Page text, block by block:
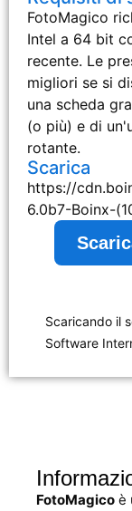
FotoMagico
Intel a 64 bit
recente. Le
migliori se si
una scheda
(o più) e di
rotante.
Scarica
https://
6.0b7-Boinx-
Scaricando il
Software
FotoMagico è